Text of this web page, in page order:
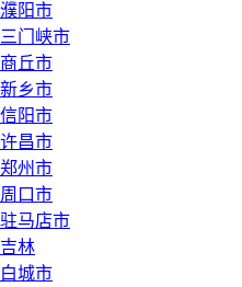
濮阳市
三门峡市
商丘市
新乡市
信阳市
许昌市
郑州市
周口市
驻马店市
吉林
白城市